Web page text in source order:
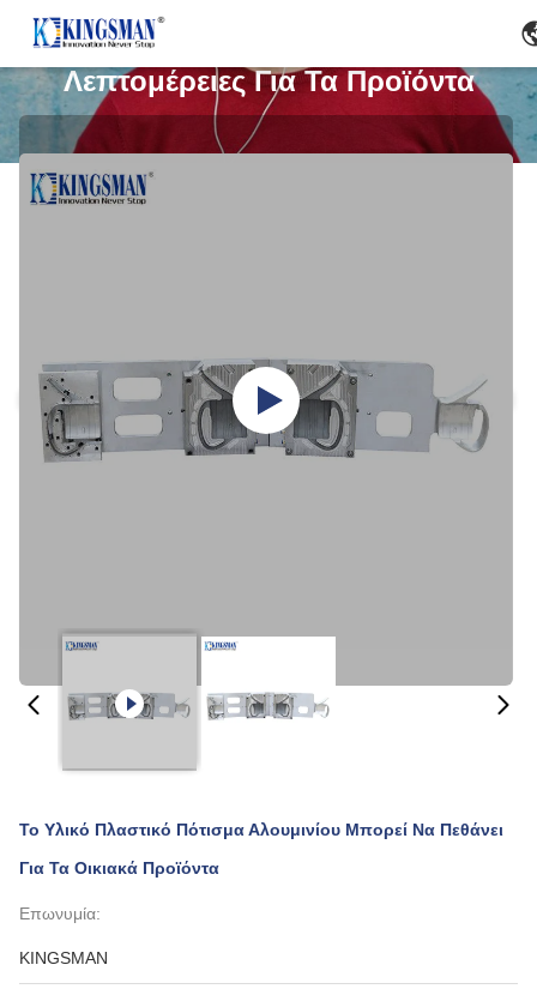
Λεπτομέρειες Για Τα Προϊόντα
Το Υλικό Πλαστικό Πότισμα Αλουμινίου Μπορεί Να Πεθάνει
Για Τα Οικιακά Προϊόντα
Επωνυμία:
KINGSMAN